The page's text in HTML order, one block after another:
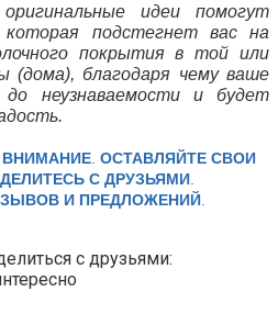
идеи помогут
которая подстегнет вас на
покрытия в той или
(дома), благодаря чему ваше
неузнаваемости и будет
ОСТАВЛЯЙТЕ СВОИ
ДЕЛИТЕСЬ С ДРУЗЬЯМИ.
И ПРЕДЛОЖЕНИЙ.
с друзьями: